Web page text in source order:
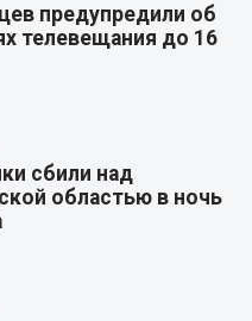
предупредили об
телевещания до 16
сбили над
областью в ночь